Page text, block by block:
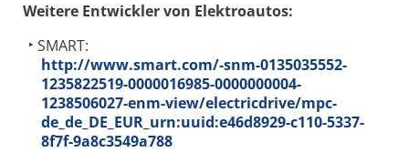
Weitere Entwickler von Elektroautos:
SMART:
http://www.smart.com/-snm-0135035552-
1235822519-0000016985-0000000004-
1238506027-enm-view/electricdrive/mpc-
de_de_DE_EUR_urn:uuid:e46d8929-c110-5337-
8f7f-9a8c3549a788